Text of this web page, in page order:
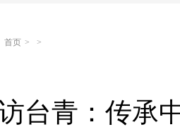
首页 > >
台青：传承